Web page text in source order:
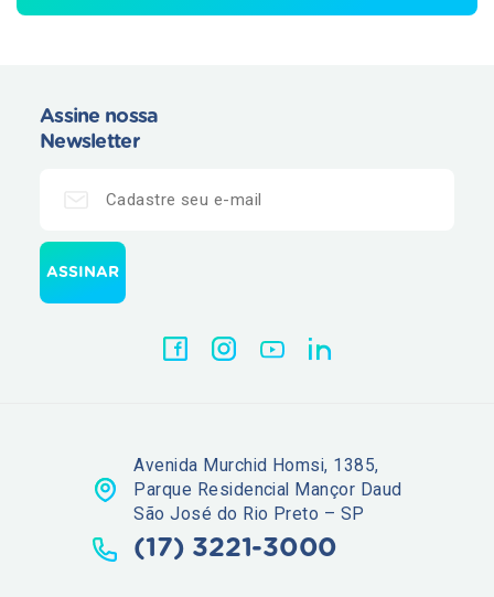
Assine nossa
Newsletter
Avenida Murchid Homsi, 1385,
Parque Residencial Mançor Daud
São José do Rio Preto – SP
(17) 3221-3000